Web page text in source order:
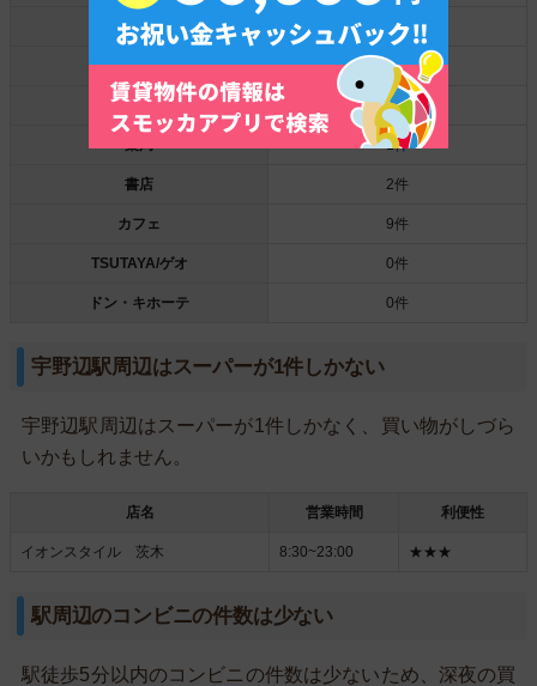
100円ショップ 1件
銀行 1件
郵便局 2件
薬局 1件
書店 2件
カフェ 9件
TSUTAYA/ゲオ 0件
ドン・キホーテ 0件
宇野辺駅周辺はスーパーが1件しかない
宇野辺駅周辺はスーパーが1件しかなく、買い物がしづら
いかもしれません。
店名 営業時間 利便性
イオンスタイル 茨木 8:30~23:00 ★★★
駅周辺のコンビニの件数は少ない
駅徒歩5分以内のコンビニの件数は少ないため、深夜の買